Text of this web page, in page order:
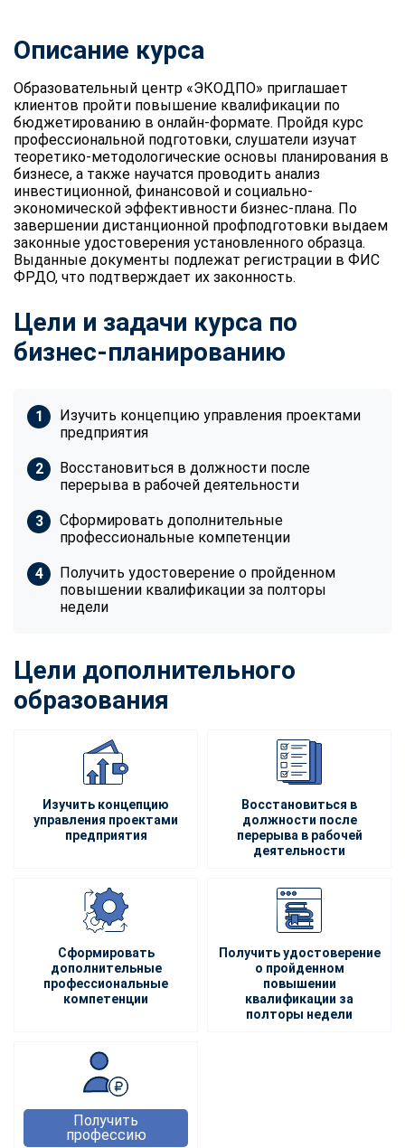
Описание курса
Образовательный центр «ЭКОДПО» приглашает
клиентов пройти повышение квалификации по
бюджетированию в онлайн-формате. Пройдя курс
профессиональной подготовки, слушатели изучат
теоретико-методологические основы планирования в
бизнесе, а также научатся проводить анализ
инвестиционной, финансовой и социально-
экономической эффективности бизнес-плана. По
завершении дистанционной профподготовки выдаем
законные удостоверения установленного образца.
Выданные документы подлежат регистрации в ФИС
ФРДО, что подтверждает их законность.
Цели и задачи курса по
бизнес-планированию
Изучить концепцию управления проектами
предприятия
Восстановиться в должности после
перерыва в рабочей деятельности
Сформировать дополнительные
профессиональные компетенции
Получить удостоверение о пройденном
повышении квалификации за полторы
недели
Цели дополнительного
образования
Изучить концепцию
управления проектами
предприятия
Восстановиться в
должности после
перерыва в рабочей
деятельности
Сформировать
дополнительные
профессиональные
компетенции
Получить удостоверение
о пройденном
повышении
квалификации за
полторы недели
Получить
профессию